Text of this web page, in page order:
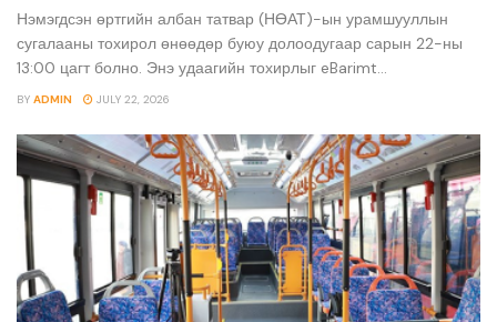
Нэмэгдсэн өртгийн албан татвар (НӨАТ)-ын урамшууллын
сугалааны тохирол өнөөдөр буюу долоодугаар сарын 22-ны
13:00 цагт болно. Энэ удаагийн тохирлыг eBarimt...
BY ADMIN JULY 22, 2026